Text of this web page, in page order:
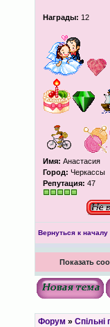
Награды: 12
Имя: Анастасия
Город: Черкассы
Репутация: 47
Вернуться к началу
Показать
Форум » Спільні